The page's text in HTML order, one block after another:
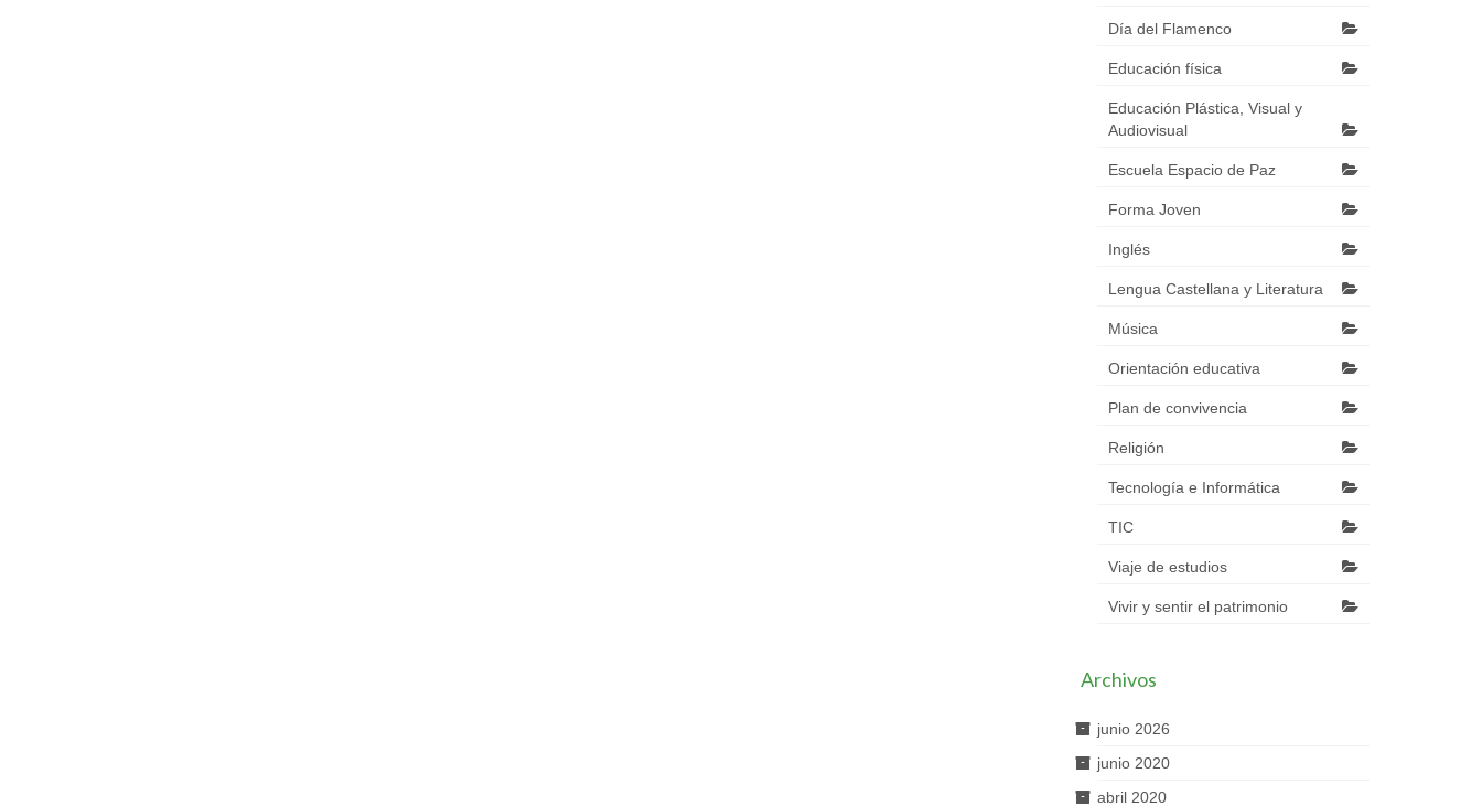
Día del Flamenco
Educación física
Educación Plástica, Visual y
Audiovisual
Escuela Espacio de Paz
Forma Joven
Inglés
Lengua Castellana y Literatura
Música
Orientación educativa
Plan de convivencia
Religión
Tecnología e Informática
TIC
Viaje de estudios
Vivir y sentir el patrimonio
Archivos
junio 2026
junio 2020
abril 2020